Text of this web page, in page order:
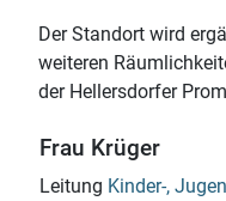
Der Standort wird
weiteren
der Hellersdorfer
Frau Krüger
Leitung Kinder-,